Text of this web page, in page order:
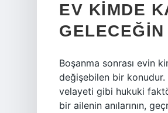
EV KIMDE
Boşanma sonrası evin
değişebilen bir konudur.
velayeti gibi hukuki
bir ailenin anılarının,